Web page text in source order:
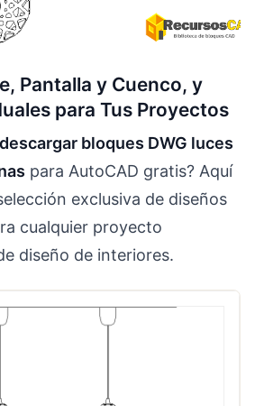
Pantalla y Cuenco, y
para Tus Proyectos
descargar bloques DWG luces
para AutoCAD gratis? Aquí
exclusiva de diseños
cualquier proyecto
diseño de interiores.